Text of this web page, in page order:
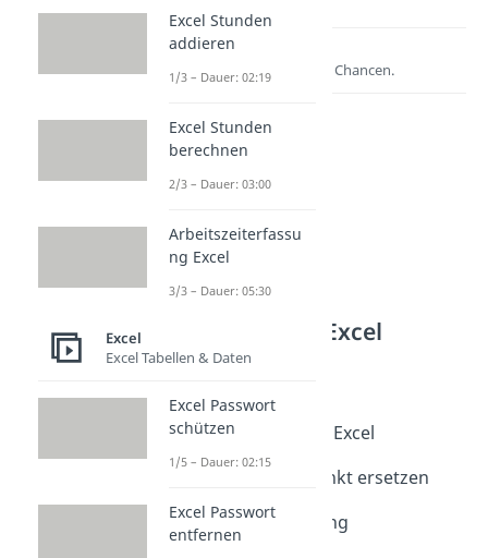
Lernen lohnt sich!
Entdecke hier deine Chancen.
Weitere Inhalte: Excel
Excel Skills
Dauer: 02:18
Bedingte Formatierung Excel
Dauer: 04:19
Excel Komma durch Punkt ersetzen
Excel Achsenbeschriftung
Dauer: 03:34
Excel Stunden
addieren
1/3 – Dauer: 02:19
Excel Stunden
berechnen
2/3 – Dauer: 03:00
Arbeitszeiterfassu
ng Excel
3/3 – Dauer: 05:30
Excel
Excel Tabellen & Daten
Excel Passwort
schützen
1/5 – Dauer: 02:15
Excel Passwort
entfernen